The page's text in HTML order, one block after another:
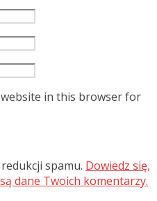
website in this browser for
spamu. Dowiedz się,
dane Twoich komentarzy.